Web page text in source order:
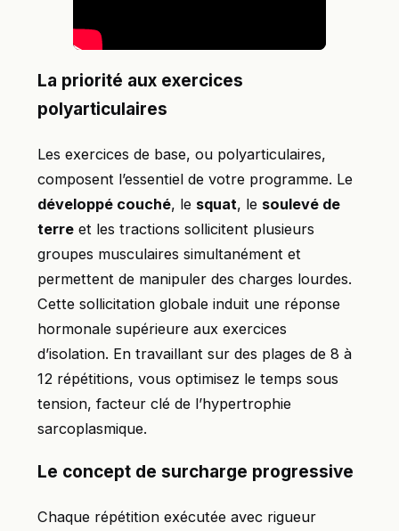
La priorité aux exercices
polyarticulaires
Les exercices de base, ou polyarticulaires,
composent l’essentiel de votre programme. Le
développé couché, le squat, le soulevé de
terre et les tractions sollicitent plusieurs
groupes musculaires simultanément et
permettent de manipuler des charges lourdes.
Cette sollicitation globale induit une réponse
hormonale supérieure aux exercices
d’isolation. En travaillant sur des plages de 8 à
12 répétitions, vous optimisez le temps sous
tension, facteur clé de l’hypertrophie
sarcoplasmique.
Le concept de surcharge progressive
Chaque répétition exécutée avec rigueur